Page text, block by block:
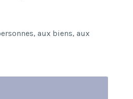
aux biens, aux